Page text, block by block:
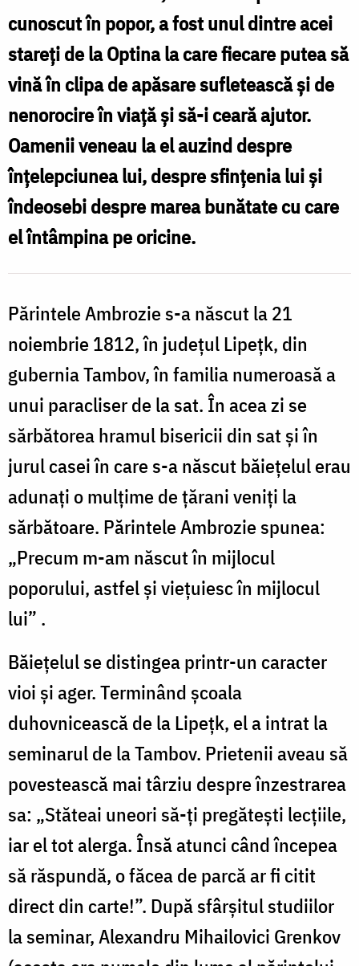
la
Optina
cunoscut în popor, a fost unul dintre acei
stareți de la Optina la care fiecare putea să
vină în clipa de apăsare sufletească și de
nenorocire în viață și să-i ceară ajutor.
Oamenii veneau la el auzind despre
înțelepciunea lui, despre sfințenia lui și
îndeosebi despre marea bunătate cu care
el întâmpina pe oricine.
Părintele Ambrozie s-a născut la 21
noiembrie 1812, în județul Lipețk, din
gubernia Tambov, în familia numeroasă a
unui paracliser de la sat. În acea zi se
sărbătorea hramul bisericii din sat și în
jurul casei în care s-a născut băiețelul erau
adunați o mulțime de țărani veniți la
sărbătoare. Părintele Ambrozie spunea:
„Precum m-am născut în mijlocul
poporului, astfel și viețuiesc în mijlocul
lui” .
Băiețelul se distingea printr-un caracter
vioi și ager. Terminând școala
duhovnicească de la Lipețk, el a intrat la
seminarul de la Tambov. Prietenii aveau să
povestească mai târziu despre înzestrarea
sa: „Stăteai uneori să-ți pregătești lecțiile,
iar el tot alerga. Însă atunci când începea
să răspundă, o făcea de parcă ar fi citit
direct din carte!”. După sfârșitul studiilor
la seminar, Alexandru Mihailovici Grenkov